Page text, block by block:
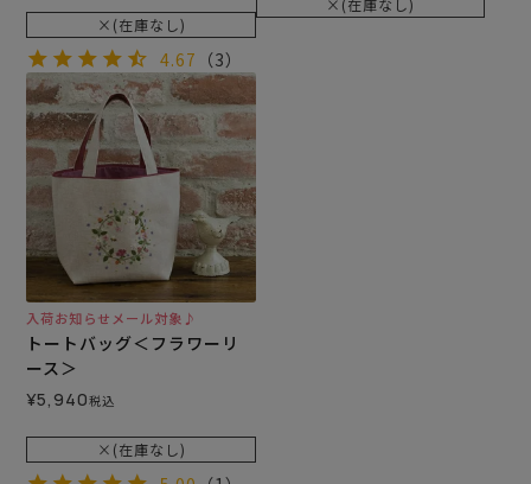
×(在庫なし)
4.67 （3）
×(在庫なし)
入荷お知らせメール対象♪
トートバッグ＜フラワーリ
ース＞
¥5,940税込
×(在庫なし)